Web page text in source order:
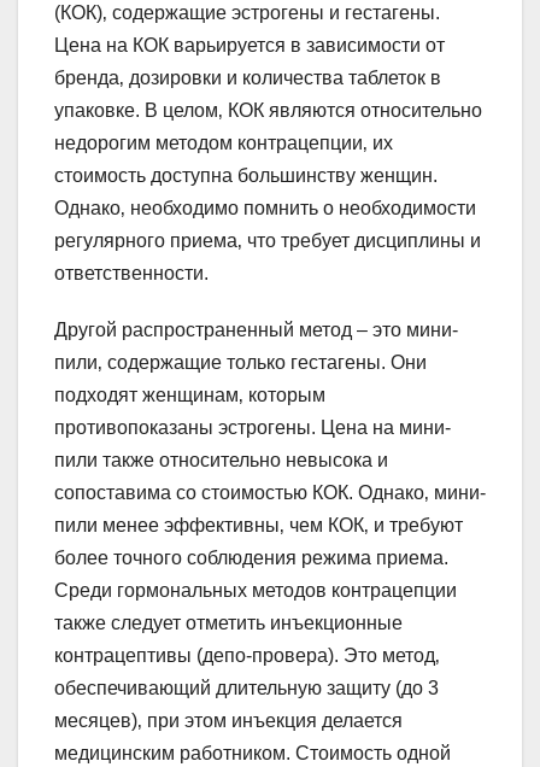
(КОК)‚ содержащие эстрогены и гестагены.
Цена на КОК варьируется в зависимости от
бренда‚ дозировки и количества таблеток в
упаковке. В целом‚ КОК являются относительно
недорогим методом контрацепции‚ их
стоимость доступна большинству женщин.
Однако‚ необходимо помнить о необходимости
регулярного приема‚ что требует дисциплины и
ответственности.
Другой распространенный метод – это мини-
пили‚ содержащие только гестагены. Они
подходят женщинам‚ которым
противопоказаны эстрогены. Цена на мини-
пили также относительно невысока и
сопоставима со стоимостью КОК. Однако‚ мини-
пили менее эффективны‚ чем КОК‚ и требуют
более точного соблюдения режима приема.
Среди гормональных методов контрацепции
также следует отметить инъекционные
контрацептивы (депо-провера). Это метод‚
обеспечивающий длительную защиту (до 3
месяцев)‚ при этом инъекция делается
медицинским работником. Стоимость одной